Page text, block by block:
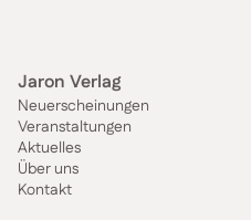
Jaron Verlag
Neuerscheinungen
Veranstaltungen
Aktuelles
Über uns
Kontakt